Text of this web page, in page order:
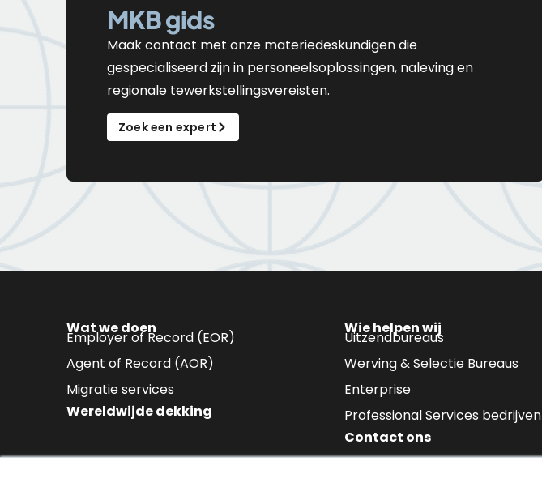
MKB gids
Maak contact met onze materiedeskundigen die
gespecialiseerd zijn in personeelsoplossingen, naleving en
regionale tewerkstellingsvereisten.
Zoek een expert
Wat we doen
Employer of Record (EOR)
Agent of Record (AOR)
Migratie services
Wereldwijde dekking
Wie helpen wij
Uitzendbureaus
Werving & Selectie Bureaus
Enterprise
Professional Services bedrijven
Contact ons